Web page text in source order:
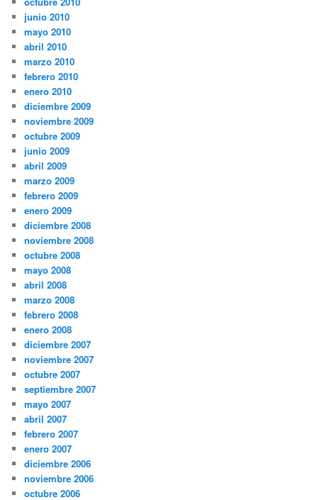
junio 2010
mayo 2010
abril 2010
marzo 2010
febrero 2010
enero 2010
diciembre 2009
noviembre 2009
octubre 2009
junio 2009
abril 2009
marzo 2009
febrero 2009
enero 2009
diciembre 2008
noviembre 2008
octubre 2008
mayo 2008
abril 2008
marzo 2008
febrero 2008
enero 2008
diciembre 2007
noviembre 2007
octubre 2007
septiembre 2007
mayo 2007
abril 2007
febrero 2007
enero 2007
diciembre 2006
noviembre 2006
octubre 2006